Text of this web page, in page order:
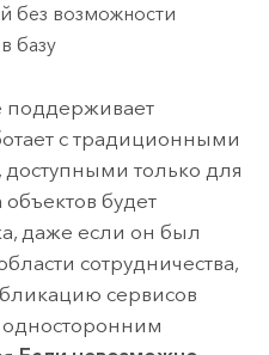
без возможности
базу
поддерживает
с традиционными
только для
будет
даже если он был
сотрудничества,
сервисов
односторонним